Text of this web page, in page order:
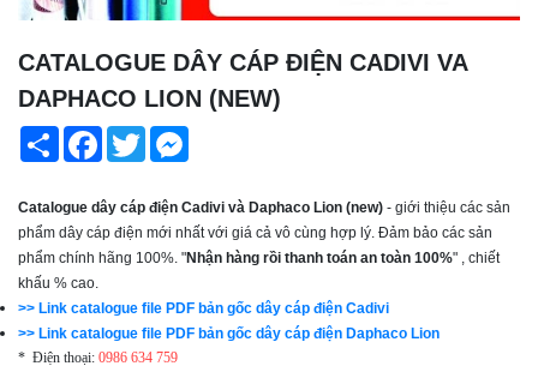
CATALOGUE DÂY CÁP ĐIỆN CADIVI VA
DAPHACO LION (NEW)
Share Facebook
Twitter
Catalogue dây cáp điện Cadivi và Daphaco Lion (new) - giới thiệu các sản
phẩm dây cáp điện mới nhất với giá cả vô cùng hợp lý. Đảm bảo các sản
phẩm chính hãng 100%. "Nhận hàng rồi thanh toán an toàn 100%" , chiết
khấu % cao.
>> Link catalogue file PDF bản gốc dây cáp điện Cadivi
>> Link catalogue file PDF bản gốc dây cáp điện Daphaco Lion
* Điện thoại: 0986 634 759